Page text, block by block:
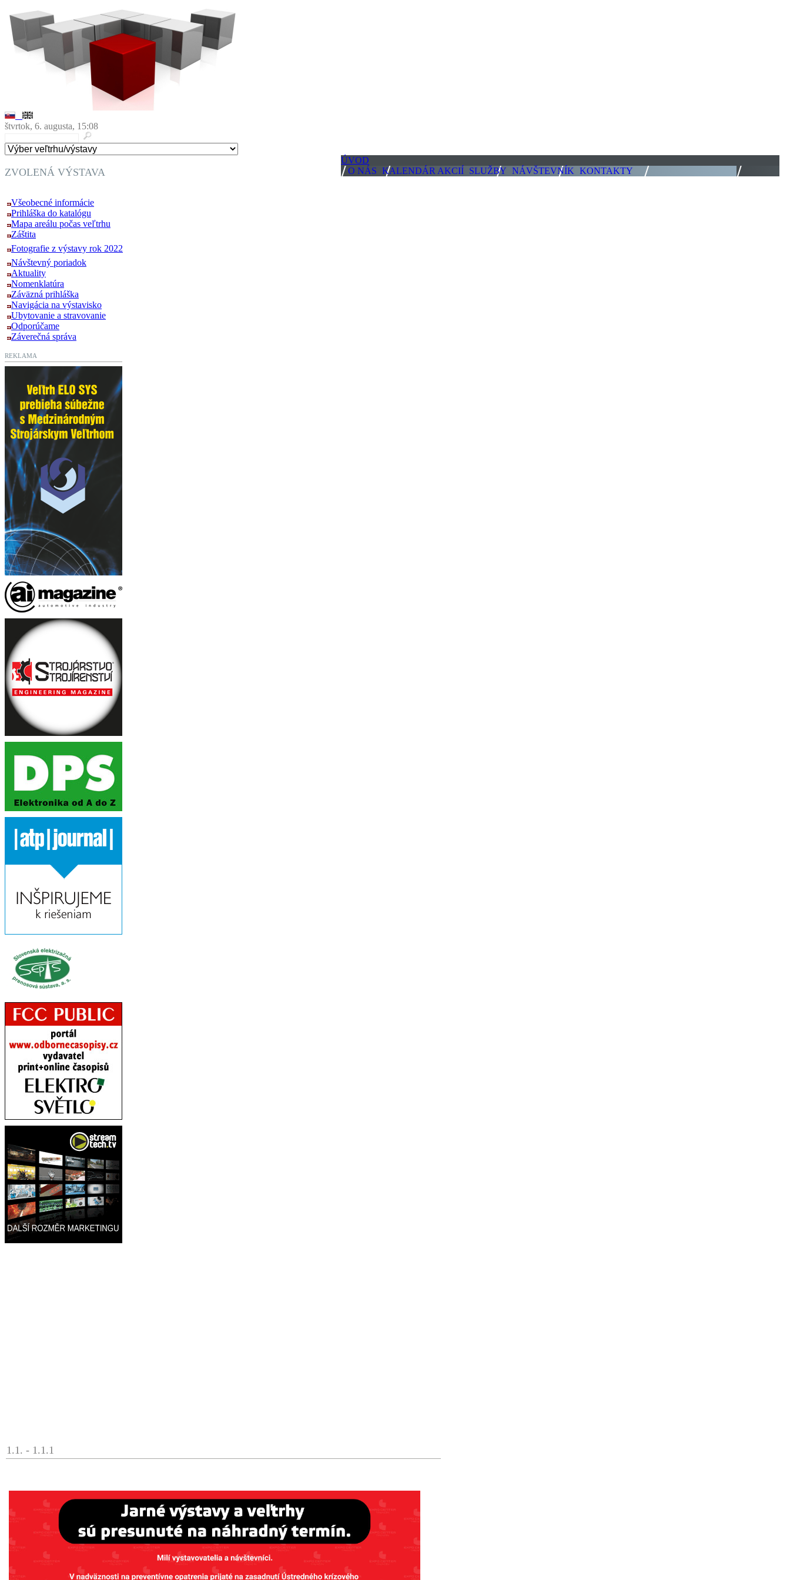
štvrtok, 6. augusta, 15:08
ÚVOD
O NÁS KALENDÁR AKCIÍ SLUŽBY NÁVŠTEVNÍK KONTAKTY
ZVOLENÁ VÝSTAVA
Všeobecné informácie
Prihláška do katalógu
Mapa areálu počas veľtrhu
Záštita
Fotografie z výstavy rok 2022
Návštevný poriadok
Aktuality
Nomenklatúra
Záväzná prihláška
Navigácia na výstavisko
Ubytovanie a stravovanie
Odporúčame
Záverečná správa
REKLAMA
1.1. - 1.1.1